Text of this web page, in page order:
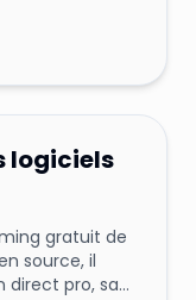
28 mai 2025
logiciels
gratuit de
source, il
pro, sans